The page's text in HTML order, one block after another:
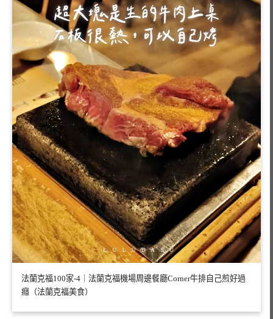
法蘭克福100家-4｜法蘭克福機場周邊餐廳Corner牛排自己煎好過
癮（法蘭克福美食）